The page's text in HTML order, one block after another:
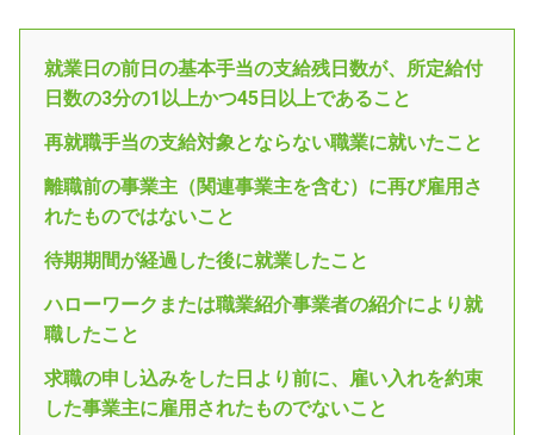
就業日の前日の基本手当の支給残日数が、所定給付
日数の3分の1以上かつ45日以上であること
再就職手当の支給対象とならない職業に就いたこと
離職前の事業主（関連事業主を含む）に再び雇用さ
れたものではないこと
待期期間が経過した後に就業したこと
ハローワークまたは職業紹介事業者の紹介により就
職したこと
求職の申し込みをした日より前に、雇い入れを約束
した事業主に雇用されたものでないこと